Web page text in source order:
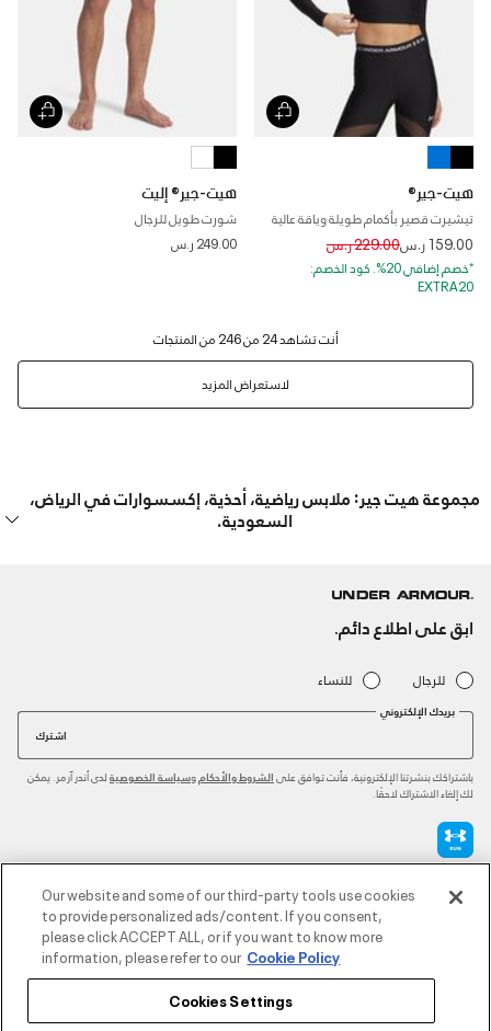
هيت-جير®
تيشيرت قصير بأكمام طويلة وياقة عالية
للنساء
159.00 ر.س Price reduced from
229.00 ر.س to
*خصم إضافي 20%. كود الخصم:
EXTRA20
هيت-جير® إليت
شورت طويل للرجال
249.00 ر.س
‏‫أنت تشاهد 24 من 246 من المنتجات
لاستعراض المزيد
مجموعة هيت جير: ملابس رياضية، أحذية، إكسسوارات في الرياض،
السعودية.
ابق على اطلاع دائم.
للرجال للنساء
بريدك الإلكتروني
اشترك
باشتراكك بنشرتنا الإلكترونية، فأنت توافق على الشروط والأحكام وسياسة الخصوصية لدى أندر آرمر. يمكن
لك إلغاء الاشتراك لاحقًا.
طرق الدفع المعتمدةOur website and some of our third-party tools use cookies
to provide personalized ads/content. If you consent,
please click ACCEPT ALL, or if you want to know more
information, please refer to our Cookie Policy
Cookies Settings